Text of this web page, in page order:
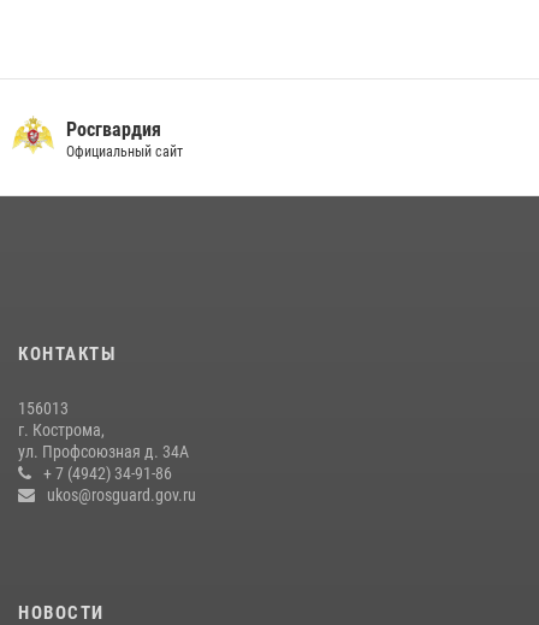
области
08 июля 2026, 07:12
Приглашаем молодежь Костромской области получить образование
В Росгвардии по Костромской области проходят мероприятия,
посвященные 108-й годовщине со дня рождения генерала армии
Ивана Кирилловича Яковлева
04 августа 2026, 11:35
Росгвардия
Официальный сайт
КОНТАКТЫ
156013
г. Кострома,
ул. Профсоюзная д. 34А
+ 7 (4942) 34-91-86
ukos@rosguard.gov.ru
НОВОСТИ